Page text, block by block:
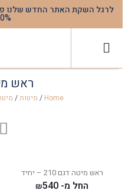
לרגל השקת האתר החדש שלנו
50%
ראש
Home
/ מיטות/
ראש מיטה דגם 210 – יחיד
החל מ- ₪540